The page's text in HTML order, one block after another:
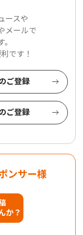
ースや
メールで
です！
ご登録
ご登録
ンサー様
か？